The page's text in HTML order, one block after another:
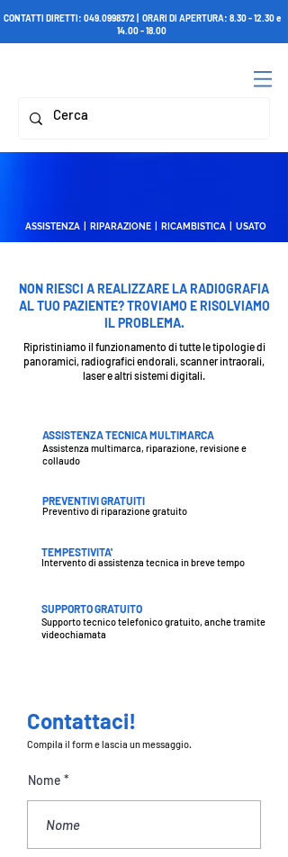
CONTATTI DIRETTI: 049.0998372 | ORARI DI APERTURA: 8.30 - 12.30e
14.00 - 18.00
ASSISTENZA | RIPARAZIONE | RICAMBISTICA | USATO
NON RIESCI A REALIZZARE LA RADIOGRAFIA
AL TUO PAZIENTE? TROVIAMO E RISOLVIAMO
IL PROBLEMA.
Ripristiniamo il funzionamento di tutte le tipologie di
panoramici, radiografici endorali, scanner intraorali,
laser e altri sistemi digitali.
ASSISTENZA TECNICA MULTIMARCA
Assistenza multimarca, riparazione, revisione e
collaudo
PREVENTIVI GRATUITI
Preventivo di riparazione gratuito
TEMPESTIVITA'
Intervento di assistenza tecnica in breve tempo
SUPPORTO GRATUITO
Supporto tecnico telefonico gratuito, anche tramite
videochiamata
Contattaci!
Compila il form e lascia un messaggio.
Nome